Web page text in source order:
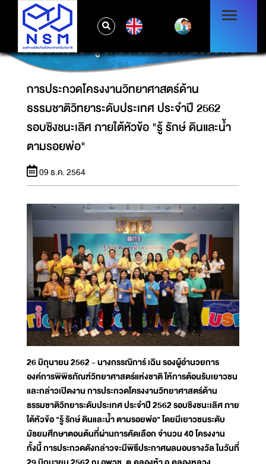
การประกวดโครงงานวิทยาศาสตร์ด้านธรรมชาติ
วิทยาระดับประเทศ ประจำปี 2562 รอบชิงชนะเลิศ
ภายใต้หัวข้อ "รู้ รักษ์ ดินและน้ำ ตามรอยพ่อ"
การประกวดโครงงานวิทยาศาสตร์ด้าน
ธรรมชาติวิทยาระดับประเทศ ประจำปี 2562
รอบชิงชนะเลิศ ภายใต้หัวข้อ "รู้ รักษ์ ดินและน้ำ
ตามรอยพ่อ"
09 ธ.ค. 2564
26 มิถุนายน 2562 - นางกรรณิการ์ เฉิน รองผู้อำนวยการ
องค์การพิพิธภัณฑ์วิทยาศาสตร์แห่งชาติ ให้การต้อนรับเยาวชน
และกล่าวเปิดงาน การประกวดโครงงานวิทยาศาสตร์ด้าน
ธรรมชาติวิทยาระดับประเทศ ประจำปี 2562 รอบชิงชนะเลิศ ภาย
ใต้หัวข้อ "รู้ รักษ์ ดินและน้ำ ตามรอยพ่อ" โดยมีเยาวชนระดับ
มัธยมศึกษาตอนต้นที่ผ่านการคัดเลือก จำนวน 40 โครงงาน
ทั้งนี้ การประกวดดังกล่าวจะมีพิธีประกาศผลมอบรางวัล ในวันที่